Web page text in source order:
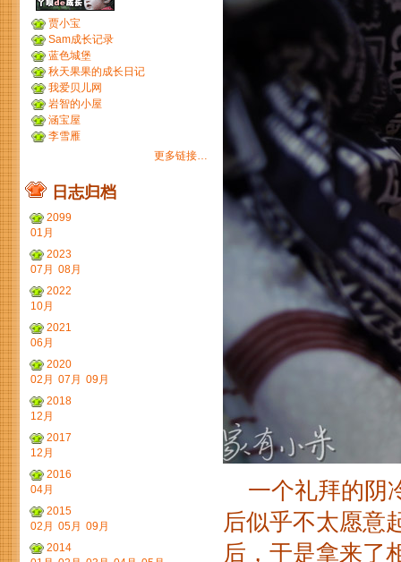
一个礼拜的阴
后似乎不太愿意
后，于是拿来了
贾小宝
Sam成长记录
蓝色城堡
秋天果果的成长日记
我爱贝儿网
岩智的小屋
涵宝屋
李雪雁
更多链接…
日志归档
2099
01月
2023
07月 08月
2022
10月
2021
06月
2020
02月 07月 09月
2018
12月
2017
12月
2016
04月
2015
02月 05月 09月
2014